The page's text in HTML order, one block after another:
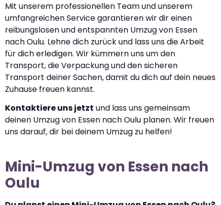
Mit unserem professionellen Team und unserem
umfangreichen Service garantieren wir dir einen
reibungslosen und entspannten Umzug von Essen
nach Oulu. Lehne dich zurück und lass uns die Arbeit
für dich erledigen. Wir kümmern uns um den
Transport, die Verpackung und den sicheren
Transport deiner Sachen, damit du dich auf dein neues
Zuhause freuen kannst.
Kontaktiere uns jetzt und lass uns gemeinsam
deinen Umzug von Essen nach Oulu planen. Wir freuen
uns darauf, dir bei deinem Umzug zu helfen!
Mini-Umzug von Essen nach
Oulu